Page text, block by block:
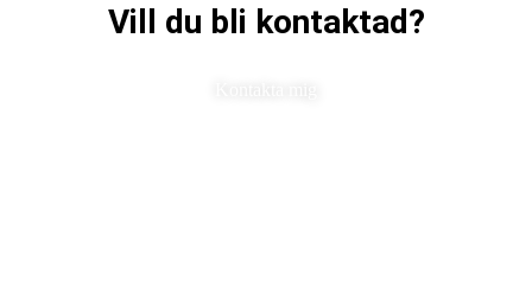
Vill du bli kontaktad?